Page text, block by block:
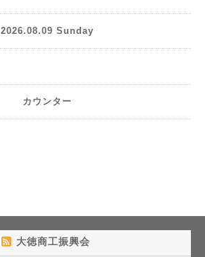
2026.08.09 Sunday
カウンター
大徳商工振興会